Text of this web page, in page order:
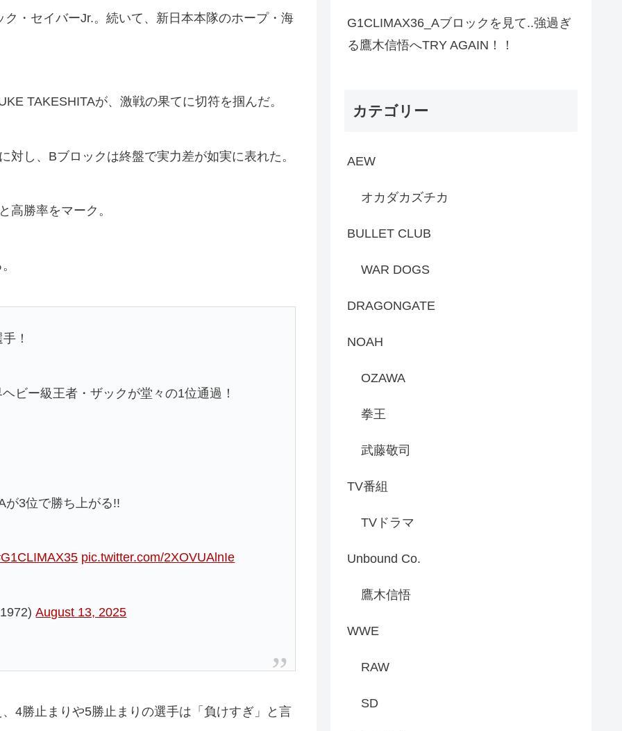
・セイバーJr.。続いて、新日本本隊のホープ・海
TAKESHITAが、激戦の果てに切符を掴んだ。
し、Bブロックは終盤で実力差が如実に表れた。
高勝率をマーク。
！
ビー級王者・ザックが堂々の1位通過！
が3位で勝ち上がる!!
pic.twitter.com/2XOVUAlnIe
August 13, 2025
4勝止まりや5勝止まりの選手は「負けすぎ」と言
G1CLIMAX36_Aブロックを見て..強過ぎ
る鷹木信悟へTRY AGAIN！！
カテゴリー
AEW
オカダカズチカ
BULLET CLUB
WAR DOGS
DRAGONGATE
NOAH
OZAWA
拳王
武藤敬司
TV番組
TVドラマ
Unbound Co.
鷹木信悟
WWE
RAW
SD